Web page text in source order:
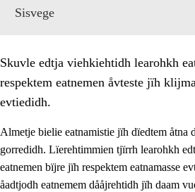
Sisvege
Skuvle edtja viehkiehtidh learohkh
respektem eatnemen åvteste jïh
evtiedidh.
Almetje bielie eatnamistie jïh dïedtem åtna
gorredidh. Lïerehtimmien tjïrrh learohkh
eatnemen bïjre jïh respektem eatnamasse
åadtjodh eatnemem dååjrehtidh jïh daam